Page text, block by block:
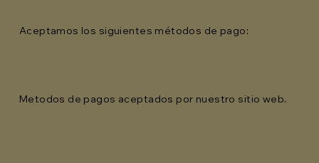
Aceptamos los siguientes métodos de pago:
Metodos de pagos aceptados por nuestro sitio web.